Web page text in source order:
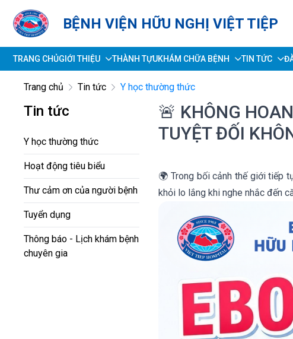
BỆNH VIỆN HỮU NGHỊ VIỆT TIỆP
TRANG CHỦGIỚI THIỆU THÀNH TỰUKHÁM CHỮA BỆNH TIN TỨC
Trang chủ Tin tức Y học thường thức
Tin tức
Y học thường thức
Hoạt động tiêu biểu
Thư cảm ơn của người bệnh
Tuyển dụng
Thông báo - Lịch khám bệnh
chuyên gia
🚨 KHÔNG
TUYỆT ĐỐI
🌍 Trong bối cảnh thế giới tiếp
khỏi lo lắng khi nghe nhắc đến